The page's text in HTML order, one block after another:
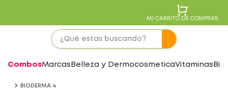
MI CARRITO DE COMPRAS
CombosMarcas Belleza y DermocosmeticaVitaminas
BIODERMA 4